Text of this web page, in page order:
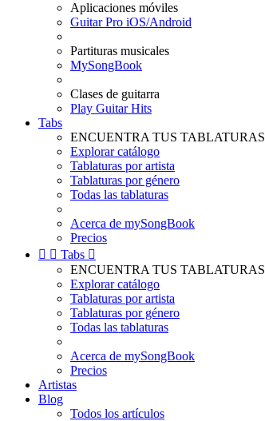
Aplicaciones móviles
Guitar Pro iOS/Android
Partituras musicales
MySongBook
Clases de guitarra
Play Guitar Hits
Tabs
ENCUENTRA TUS TABLATURAS
Explorar catálogo
Tablaturas por artista
Tablaturas por género
Todas las tablaturas
Acerca de mySongBook
Precios
  Tabs 
ENCUENTRA TUS TABLATURAS
Explorar catálogo
Tablaturas por artista
Tablaturas por género
Todas las tablaturas
Acerca de mySongBook
Precios
Artistas
Blog
Todos los artículos